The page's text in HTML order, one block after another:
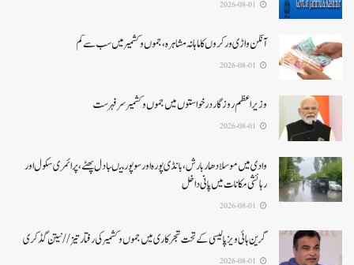
آنگن واڑی ورکروں کا ماہانہ مشاہرہ، جموں و کشمیر میں سب سے کم
وزیر اعظم روزگار درخواستوں میں جموں و کشمیر سرفہرست
وادی میں موسلادھار بارش،بانڈی پورہ اور سوپور میںبادل پھٹے، پرائمری سکول اور
رہائشی مکانات میں پانی داخل
گرین ہائی ویز پالیسی کے تحت شجرکاری میں جموں و کشمیر کی رفتار تیز// نیتن گڈکری